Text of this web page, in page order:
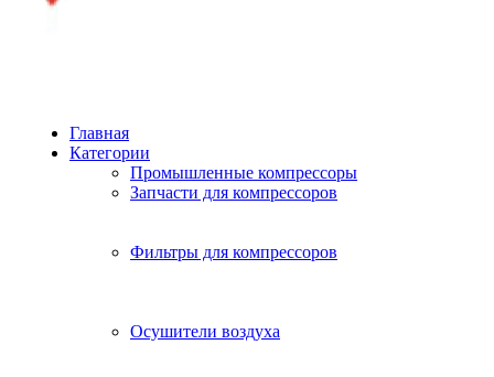
Главная
Категории
Промышленные компрессоры
Запчасти для компрессоров
Фильтры для компрессоров
Осушители воздуха